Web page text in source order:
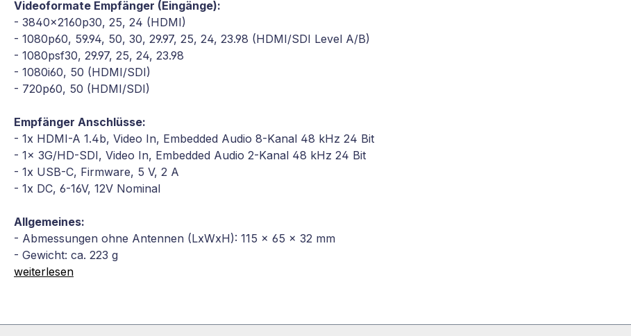
Videoformate Empfänger (Eingänge):
- 3840x2160p30, 25, 24 (HDMI)
- 1080p60, 59.94, 50, 30, 29.97, 25, 24, 23.98 (HDMI/SDI Level A/B)
- 1080psf30, 29.97, 25, 24, 23.98
- 1080i60, 50 (HDMI/SDI)
- 720p60, 50 (HDMI/SDI)
Empfänger Anschlüsse:
- 1x HDMI-A 1.4b, Video In, Embedded Audio 8-Kanal 48 kHz 24 Bit
- 1x 3G/HD-SDI, Video In, Embedded Audio 2-Kanal 48 kHz 24 Bit
- 1x USB-C, Firmware, 5 V, 2 A
- 1x DC, 6-16V, 12V Nominal
Allgemeines:
- Abmessungen ohne Antennen (LxWxH): 115 x 65 x 32 mm
- Gewicht: ca. 223 g
weiterlesen